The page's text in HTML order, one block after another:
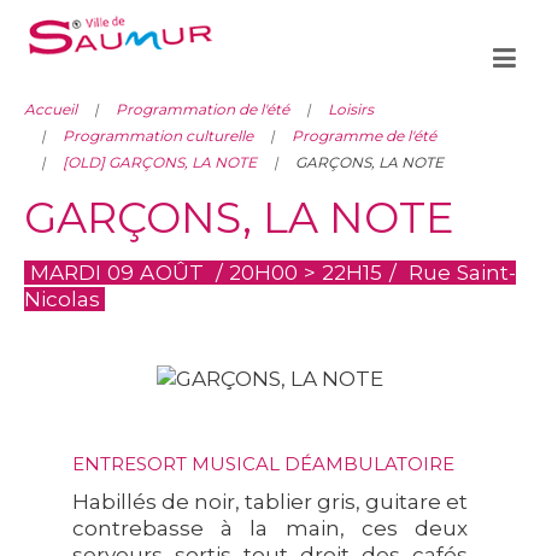
Accueil Programmation de l'été
Loisirs
Programmation culturelle
Programme de l'été
[OLD] GARÇONS, LA NOTE
GARÇONS, LA NOTE
GARÇONS, LA NOTE
MARDI 09 AOÛT / 20H00 > 22H15 / Rue Saint-
Nicolas
ENTRESORT MUSICAL DÉAMBULATOIRE
Habillés de noir, tablier gris, guitare et
contrebasse à la main, ces deux